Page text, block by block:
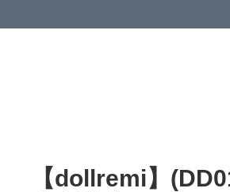
【dollremi】